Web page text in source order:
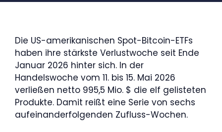
Die US-amerikanischen Spot-Bitcoin-ETFs
haben ihre stärkste Verlustwoche seit Ende
Januar 2026 hinter sich. In der
Handelswoche vom 11. bis 15. Mai 2026
verließen netto 995,5 Mio. $ die elf gelisteten
Produkte. Damit reißt eine Serie von sechs
aufeinanderfolgenden Zufluss-Wochen.